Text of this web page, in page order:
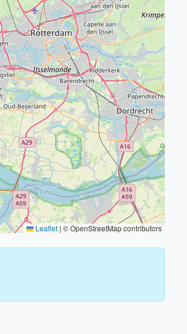
Leaflet | © OpenStreetMap contributors